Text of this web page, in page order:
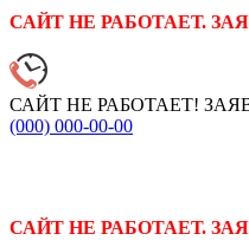
САЙТ НЕ РАБОТАЕТ.
САЙТ НЕ РАБОТАЕТ!
(000) 000-00-00
САЙТ НЕ РАБОТАЕТ.